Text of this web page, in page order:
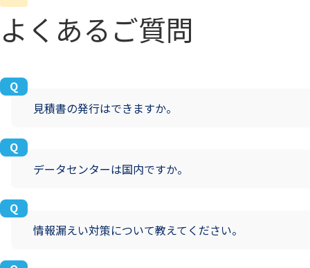
よくあるご質問
見積書の発行はできますか。
データセンターは国内ですか。
情報漏えい対策について教えてください。